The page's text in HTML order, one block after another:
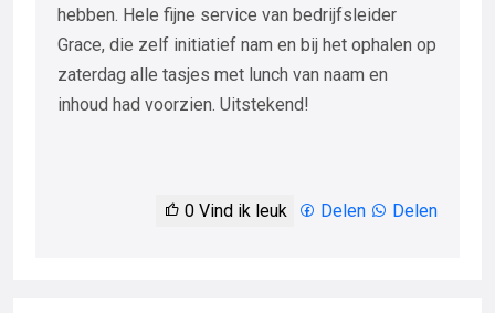
hebben. Hele fijne service van bedrijfsleider
Grace, die zelf initiatief nam en bij het ophalen op
zaterdag alle tasjes met lunch van naam en
inhoud had voorzien. Uitstekend!
0 Vind ik leuk Delen Delen